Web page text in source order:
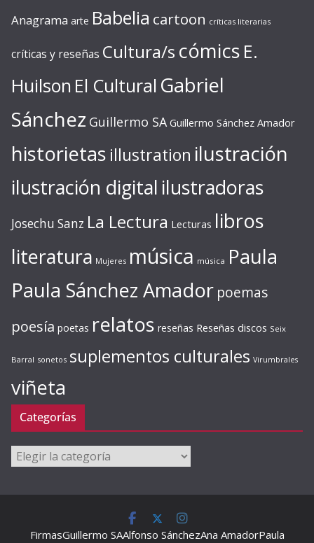
Anagrama arte Babelia cartoon críticas literarias
críticas y reseñas Cultura/s cómics E.
Huilson El Cultural Gabriel
Sánchez Guillermo SA Guillermo Sánchez Amador
historietas illustration ilustración
ilustración digital ilustradoras
Josechu Sanz La Lectura Lecturas libros
literatura Mujeres música música Paula
Paula Sánchez Amador poemas
poesía poetas relatos reseñas Reseñas discos Seix
Barral sonetos suplementos culturales Virumbrales
viñeta
Categorías
Categorías
FirmasGuillermo SAAlfonso SánchezAna AmadorPaula